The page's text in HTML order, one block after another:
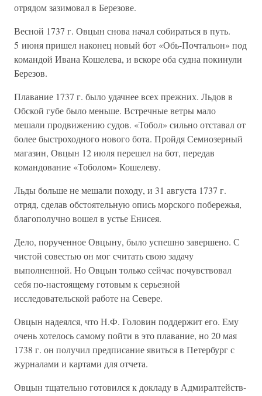
отрядом зазимовал в Березове.
Весной 1737 г. Овцын снова начал собираться в путь.
5 июня пришел наконец новый бот «Обь-Почтальон» под
командой Ивана Кошелева, и вскоре оба судна покинули
Березов.
Плавание 1737 г. было удачнее всех прежних. Льдов в
Обской губе было меньше. Встречные ветры мало
мешали продвижению судов. «Тобол» сильно отставал от
более быстроходного нового бота. Пройдя Семиозерный
магазин, Овцын 12 июля перешел на бот, передав
командование «Тоболом» Кошелеву.
Льды больше не мешали походу, и 31 августа 1737 г.
отряд, сделав обстоятельную опись морского побережья,
благополучно вошел в устье Енисея.
Дело, порученное Овцыну, было успешно завершено. С
чистой совестью он мог считать свою задачу
выполненной. Но Овцын только сейчас почувствовал
себя по-настоящему готовым к серьезной
исследовательской работе на Севере.
Овцын надеялся, что Н.Ф. Головин поддержит его. Ему
очень хотелось самому пойти в это плавание, но 20 мая
1738 г. он получил предписание явиться в Петербург с
журналами и картами для отчета.
Овцын тщательно готовился к докладу в Адмиралтейств-